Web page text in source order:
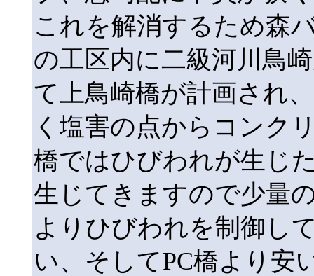
これを解消するため森
の工区内に二級河川鳥
て上鳥崎橋が計画され
く塩害の点からコンク
橋ではひびわれが生じ
生じてきますので少量
よりひびわれを制御し
い、そしてPC橋より安